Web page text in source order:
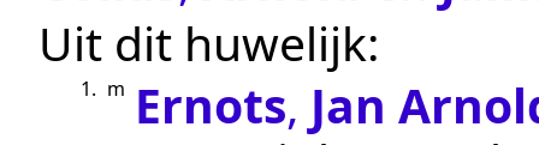
Uit dit huwelijk:
1. m Ernots, Jan